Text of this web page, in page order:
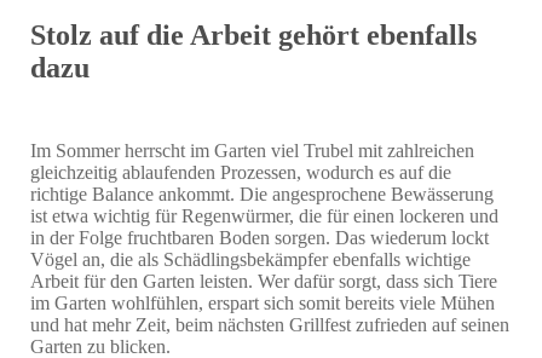
Stolz auf die Arbeit gehört ebenfalls
dazu
Im Sommer herrscht im Garten viel Trubel mit zahlreichen
gleichzeitig ablaufenden Prozessen, wodurch es auf die
richtige Balance ankommt. Die angesprochene Bewässerung
ist etwa wichtig für Regenwürmer, die für einen lockeren und
in der Folge fruchtbaren Boden sorgen. Das wiederum lockt
Vögel an, die als Schädlingsbekämpfer ebenfalls wichtige
Arbeit für den Garten leisten. Wer dafür sorgt, dass sich Tiere
im Garten wohlfühlen, erspart sich somit bereits viele Mühen
und hat mehr Zeit, beim nächsten Grillfest zufrieden auf seinen
Garten zu blicken.